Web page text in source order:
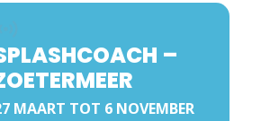
–
MAART TOT 6 NOVEMBER